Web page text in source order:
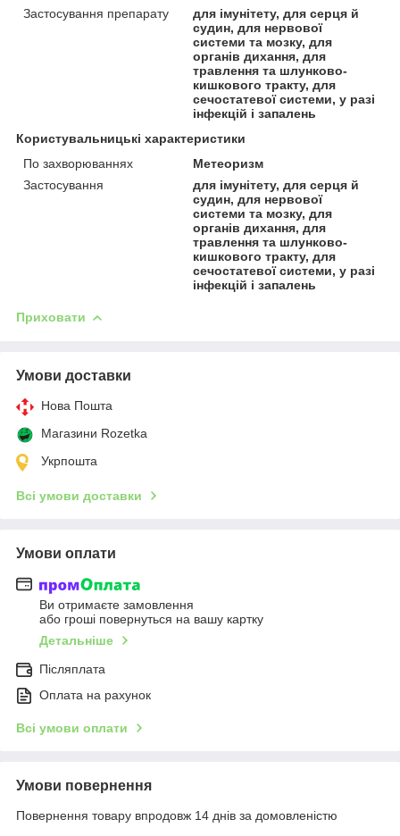
Застосування препарату
для імунітету, для серця й
судин, для нервової
системи та мозку, для
органів дихання, для
травлення та шлунково-
кишкового тракту, для
сечостатевої системи, у разі
інфекцій і запалень
Користувальницькі характеристики
По захворюваннях
Метеоризм
Застосування
для імунітету, для серця й
судин, для нервової
системи та мозку, для
органів дихання, для
травлення та шлунково-
кишкового тракту, для
сечостатевої системи, у разі
інфекцій і запалень
Приховати
Умови доставки
Нова Пошта
Магазини Rozetka
Укрпошта
Всі умови доставки
Умови оплати
Ви отримаєте замовлення
або гроші повернуться на вашу картку
Детальніше
Післяплата
Оплата на рахунок
Всі умови оплати
Умови повернення
Повернення товару впродовж 14 днів за домовленістю